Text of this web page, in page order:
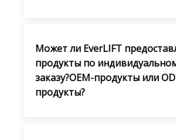
Может ли EverLIFT
продукты по
заказу?OEM-продукты или
продукты?